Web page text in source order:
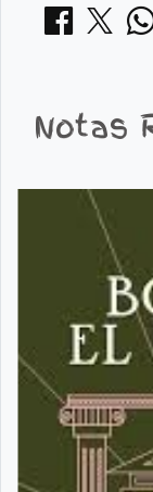
Notas